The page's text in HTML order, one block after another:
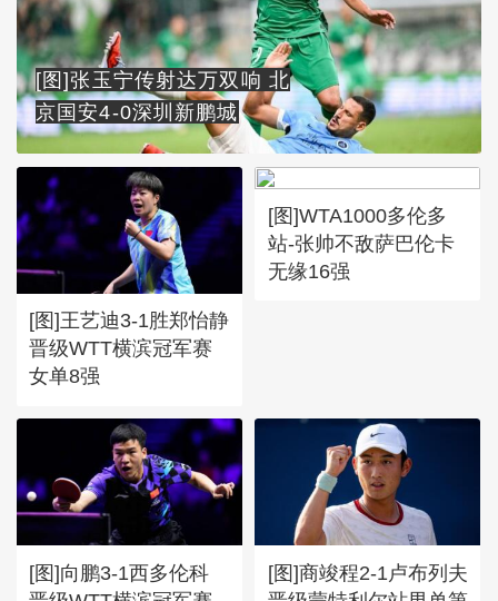
[图]张玉宁传射达万双响 北
京国安4-0深圳新鹏城
[图]王艺迪3-1胜郑怡静
晋级WTT横滨冠军赛
女单8强
[图]WTA1000多伦多
站-张帅不敌萨巴伦卡
无缘16强
[图]向鹏3-1西多伦科
[图]商竣程2-1卢布列夫